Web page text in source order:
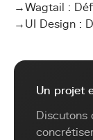
→Wagtail :
→ UI Design :
Un projet
Discutons